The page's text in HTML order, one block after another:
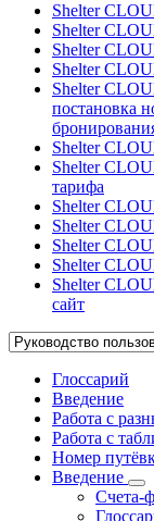
Shelter
Shelter
Shelter
Shelter
Shelter
постановка
Shelter
Shelter
тарифа
Shelter
Shelter
Shelter
Shelter
Shelter
сайт
Глоссарий
Введение
Работа с
Работа с
Номер
Введение
Счета-